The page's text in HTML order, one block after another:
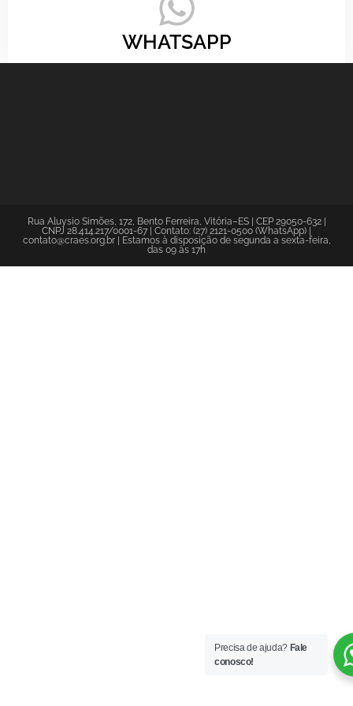
WHATSAPP
Rua Aluysio Simões, 172, Bento Ferreira, Vitória–ES | CEP 29050-632 |
CNPJ 28.414.217/0001-67 | Contato: (27) 2121-0500 (WhatsApp) |
contato@craes.org.br | Estamos à disposição de segunda a sexta-feira,
das 09 às 17h
Precisa de ajuda? Fale
conosco!